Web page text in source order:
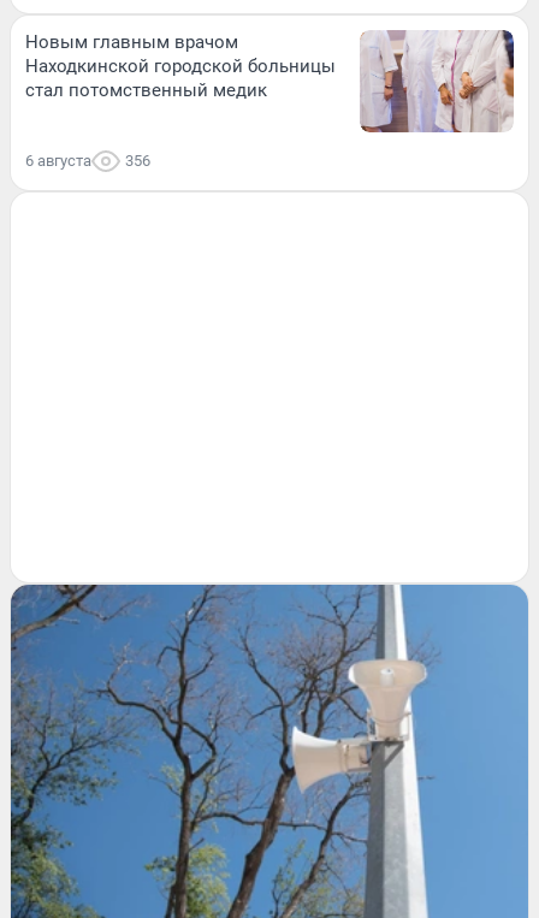
Новым главным врачом
Находкинской городской больницы
стал потомственный медик
6 августа 356